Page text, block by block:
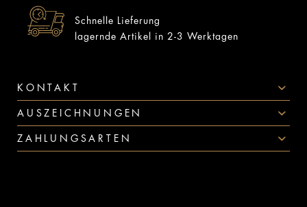
Schnelle Lieferung
lagernde Artikel in 2-3 Werktagen
KONTAKT
AUSZEICHNUNGEN
ZAHLUNGSARTEN